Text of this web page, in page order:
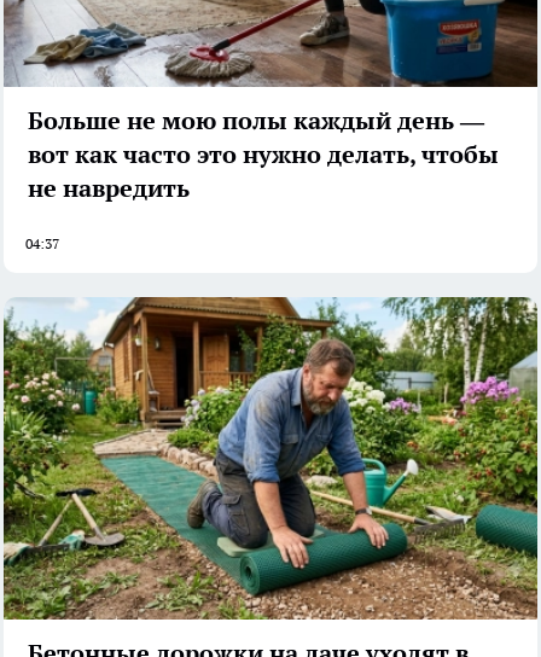
Больше не мою полы каждый день —
вот как часто это нужно делать, чтобы
не навредить
04:37